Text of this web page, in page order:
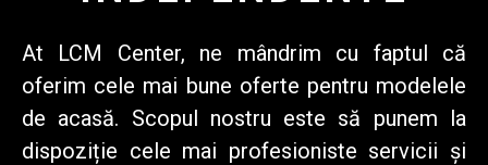
At LCM Center, ne mândrim cu faptul că
oferim cele mai bune oferte pentru modelele
de acasă. Scopul nostru este să punem la
dispoziție cele mai profesioniste servicii și